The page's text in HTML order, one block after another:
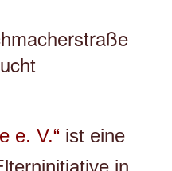
e. V.“ ist eine